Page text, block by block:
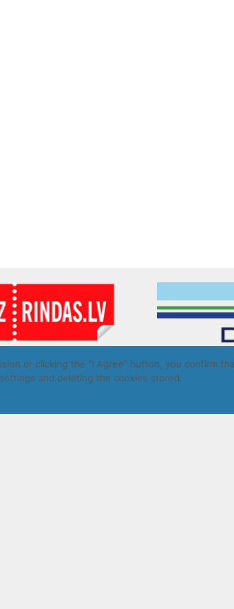
Design by LatInSoft.
or clicking the "I Agree" button, you confirm
and deleting the cookies stored.